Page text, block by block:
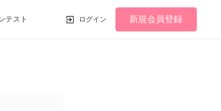
テスト ログイン 新規会員登録